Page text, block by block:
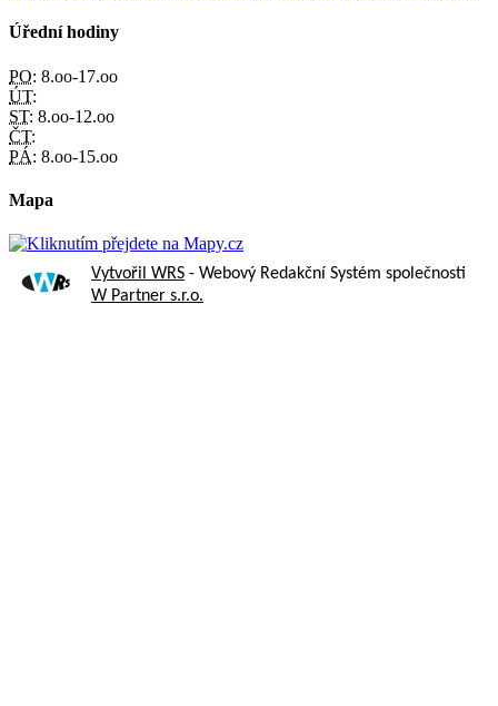
Úřední hodiny
PO: 8.oo-17.oo
ÚT:
ST: 8.oo-12.oo
ČT:
PÁ: 8.oo-15.oo
Mapa
Vytvořil WRS - Webový Redakční Systém společnosti
W Partner s.r.o.